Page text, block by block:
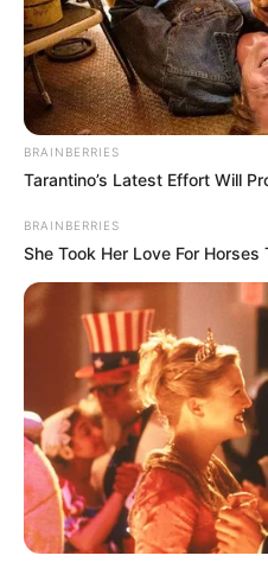
Fakta Menarik
Metta merupakan anak
Ia pernah membintangi
yakni
Elegi dan Cinta Indah 2
Terpuji Film Televisi di
Ia hobi bersepeda.
Sebelum terjun ke dunia seni
bersama bang Eka Sitorus.
Berwajah polos, Metta kerap
sebagai wanita yang tersakiti.
Memiliki bisniscoffee shop
Baca juga:Biodata, Profil, dan
BRAINBERRIES
Tarantino’s Latest Effort Will
BRAINBERRIES
She Took Her Love For